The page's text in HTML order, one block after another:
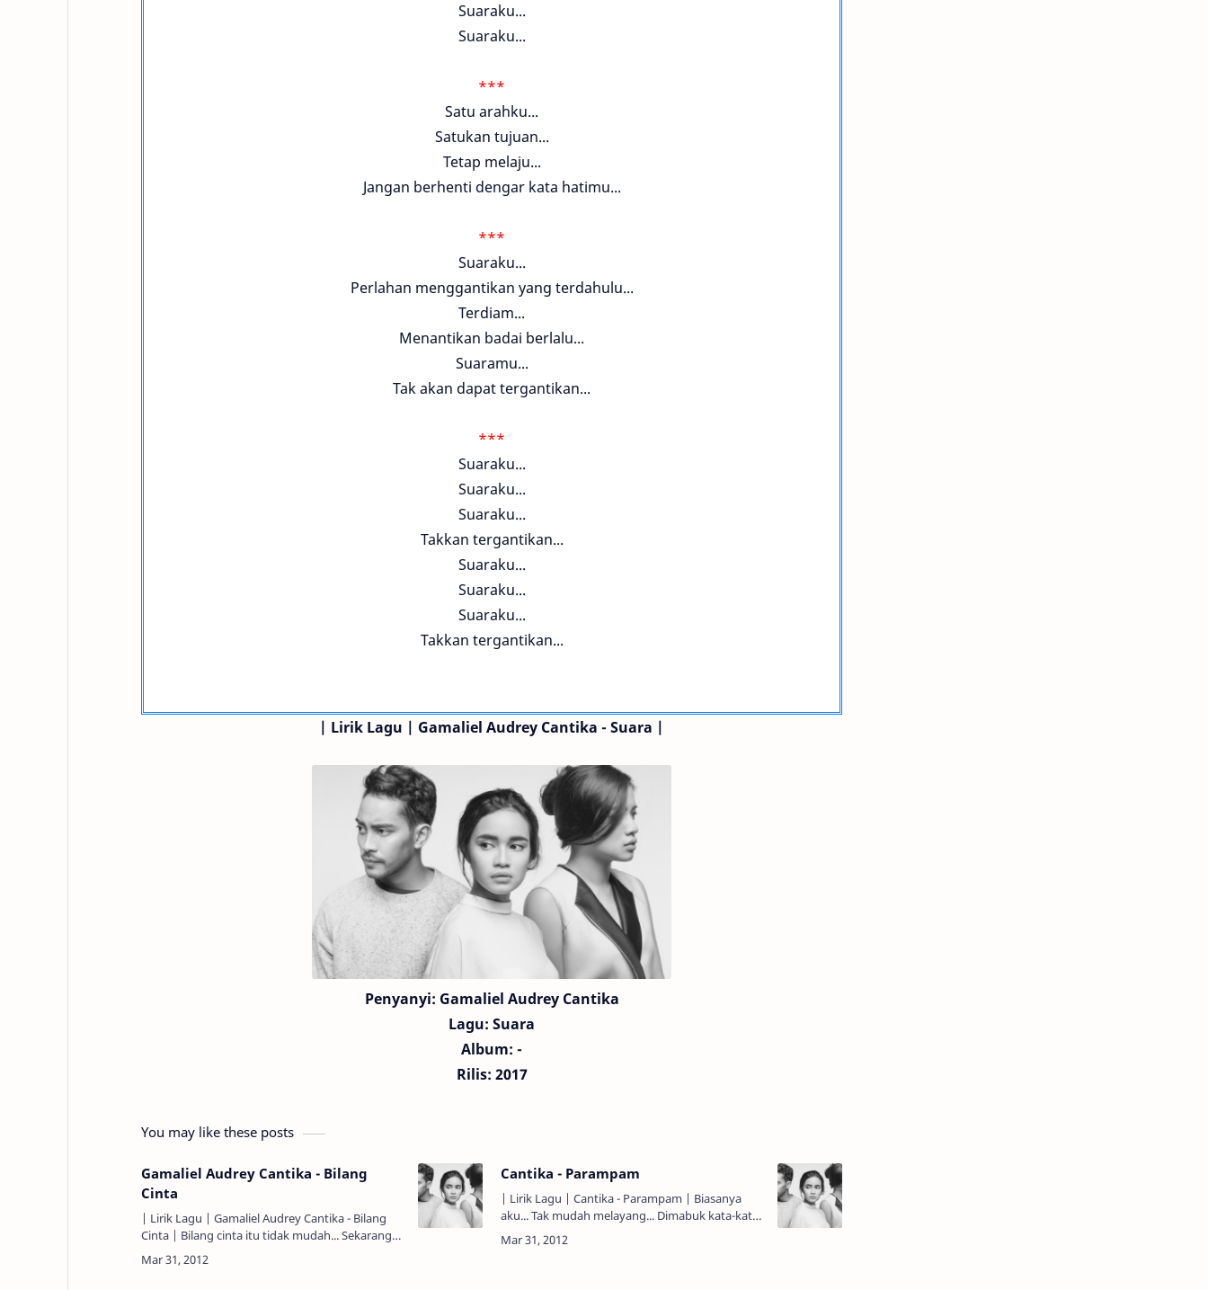
Suaraku...
Suaraku...
***
Satu arahku...
Satukan tujuan...
Tetap melaju...
Jangan berhenti dengar kata hatimu...
***
Suaraku...
Perlahan menggantikan yang terdahulu...
Terdiam...
Menantikan badai berlalu...
Suaramu...
Tak akan dapat tergantikan...
***
Suaraku...
Suaraku...
Suaraku...
Takkan tergantikan...
Suaraku...
Suaraku...
Suaraku...
Takkan tergantikan...
| Lirik Lagu | Gamaliel Audrey Cantika - Suara |
Penyanyi: Gamaliel Audrey Cantika
Lagu: Suara
Album: -
Rilis: 2017
You may like these posts
Gamaliel Audrey Cantika - Bilang
Cinta
| Lirik Lagu | Gamaliel Audrey Cantika - Bilang
Cinta | Bilang cinta itu tidak mudah... Sekarang
atau tidak, G-A-C Untuk bilang cinta padamu ku
berlatih sehar…
Cantika - Parampam
| Lirik Lagu | Cantika - Parampam | Biasanya
aku... Tak mudah melayang... Dimabuk kata-kata
cinta... Hanya bila kau... Yang ucapkannya...
Sekejap kuterbang...…